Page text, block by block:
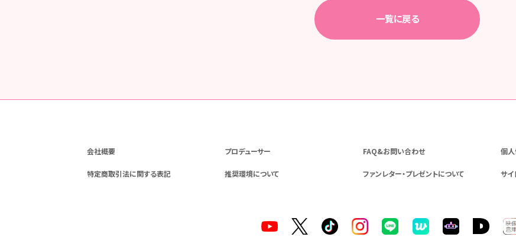
一覧に戻る
会社概要 プロデューサー FAQ&お問い合わせ 個
特定商取引法に関する表記 推奨環境について ファンレター・プレゼントについて サイ